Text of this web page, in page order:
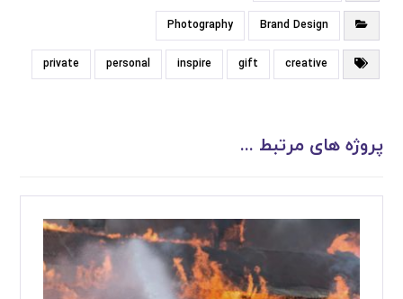
Brand Design
Photography
creative
gift
inspire
personal
private
پروژه های مرتبط ...